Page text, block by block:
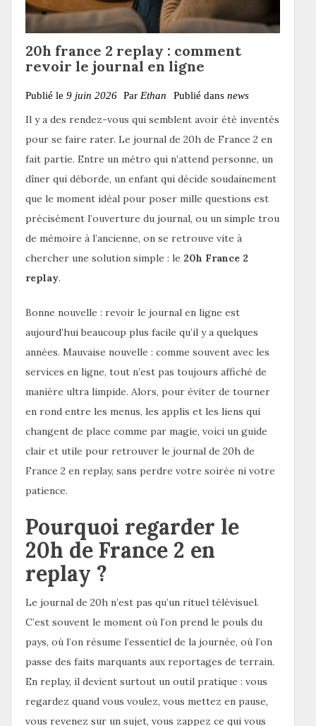
20h france 2 replay : comment
revoir le journal en ligne
Publié le 9 juin 2026 Par Ethan Publié dans news
Il y a des rendez-vous qui semblent avoir été inventés
pour se faire rater. Le journal de 20h de France 2 en
fait partie. Entre un métro qui n’attend personne, un
dîner qui déborde, un enfant qui décide soudainement
que le moment idéal pour poser mille questions est
précisément l’ouverture du journal, ou un simple trou
de mémoire à l’ancienne, on se retrouve vite à
chercher une solution simple : le 20h France 2
replay.
Bonne nouvelle : revoir le journal en ligne est
aujourd’hui beaucoup plus facile qu’il y a quelques
années. Mauvaise nouvelle : comme souvent avec les
services en ligne, tout n’est pas toujours affiché de
manière ultra limpide. Alors, pour éviter de tourner
en rond entre les menus, les applis et les liens qui
changent de place comme par magie, voici un guide
clair et utile pour retrouver le journal de 20h de
France 2 en replay, sans perdre votre soirée ni votre
patience.
Pourquoi regarder le
20h de France 2 en
replay ?
Le journal de 20h n’est pas qu’un rituel télévisuel.
C’est souvent le moment où l’on prend le pouls du
pays, où l’on résume l’essentiel de la journée, où l’on
passe des faits marquants aux reportages de terrain.
En replay, il devient surtout un outil pratique : vous
regardez quand vous voulez, vous mettez en pause,
vous revenez sur un sujet, vous zappez ce qui vous